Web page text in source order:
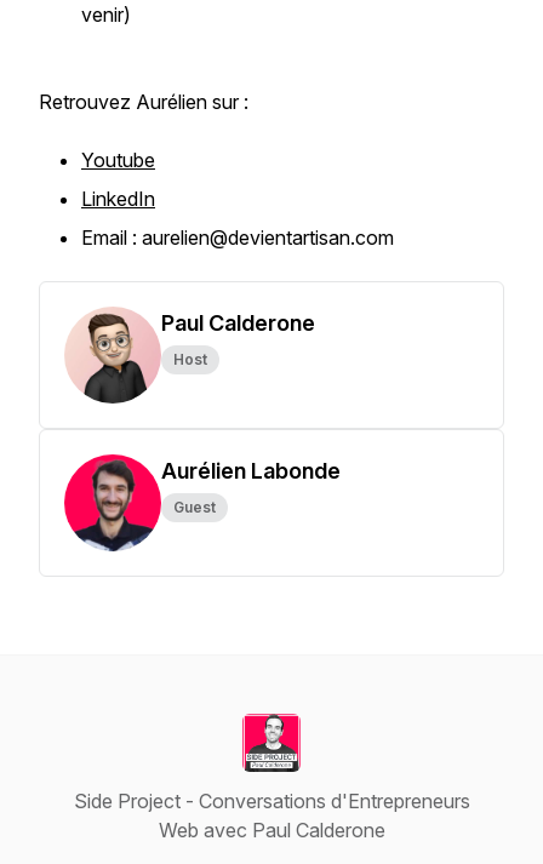
venir)
Retrouvez Aurélien sur :
Youtube
LinkedIn
Email : aurelien@devientartisan.com
Paul Calderone
Host
Aurélien Labonde
Guest
Side Project - Conversations d'Entrepreneurs
Web avec Paul Calderone